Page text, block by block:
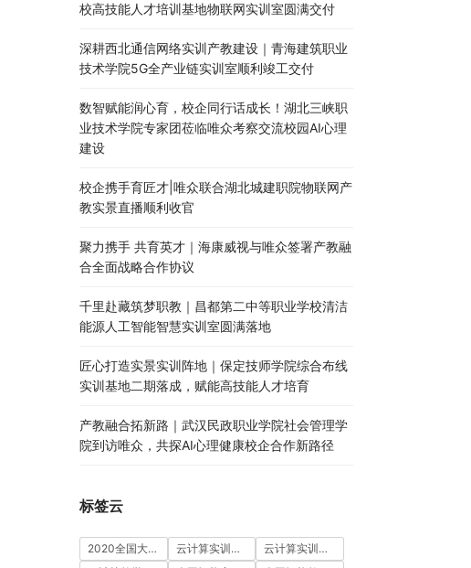
校高技能人才培训基地物联网实训室圆满交付
深耕西北通信网络实训产教建设｜青海建筑职业
技术学院5G全产业链实训室顺利竣工交付
数智赋能润心育，校企同行话成长！湖北三峡职
业技术学院专家团莅临唯众考察交流校园AI心理
建设
校企携手育匠才|唯众联合湖北城建职院物联网产
教实景直播顺利收官
聚力携手 共育英才｜海康威视与唯众签署产教融
合全面战略合作协议
千里赴藏筑梦职教｜昌都第二中等职业学校清洁
能源人工智能智慧实训室圆满落地
匠心打造实景实训阵地｜保定技师学院综合布线
实训基地二期落成，赋能高技能人才培育
产教融合拓新路｜武汉民政职业学院社会管理学
院到访唯众，共探AI心理健康校企合作新路径
标签云
2020全国大学生5G技术及应用大赛 云计算实训室建设方案
云计算实训平台